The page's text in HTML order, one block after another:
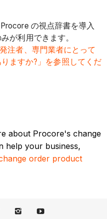
の視点辞書を導入
が利用できます。
注者、専門業者にとって
ますか?」を参照してくだ
about Procore's change
help your business,
order product